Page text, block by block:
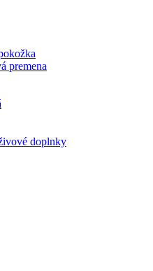
premena
doplnky